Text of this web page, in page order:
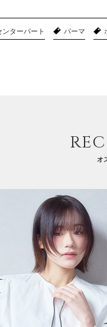
ンターパート パーマ
オ